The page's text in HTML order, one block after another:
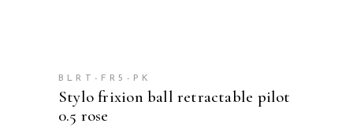
BLRT-FR5-PK
stylo frixion ball retractable pilot
0.5 rose